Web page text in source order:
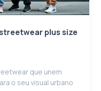
plus size
que unem
o seu visual urbano